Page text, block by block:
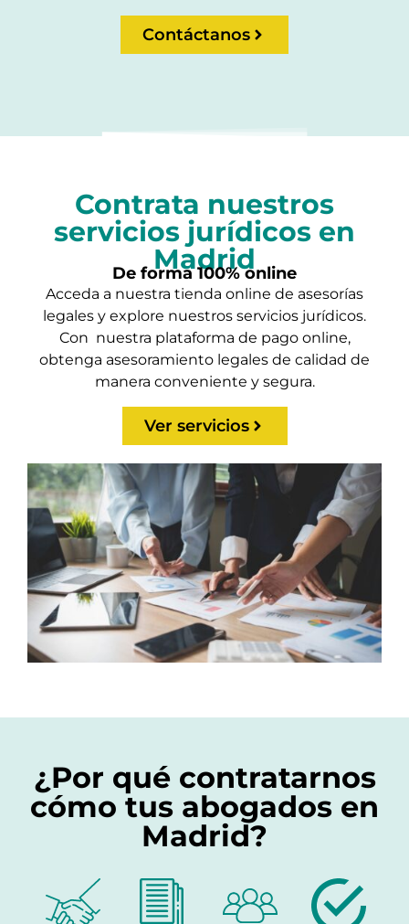
Contáctanos
Contrata nuestros
servicios jurídicos en
Madrid
De forma 100% online
Acceda a nuestra tienda online de asesorías
legales y explore nuestros servicios jurídicos.
Con nuestra plataforma de pago online,
obtenga asesoramiento legales de calidad de
manera conveniente y segura.
Ver servicios
¿Por qué contratarnos
cómo tus abogados en
Madrid?